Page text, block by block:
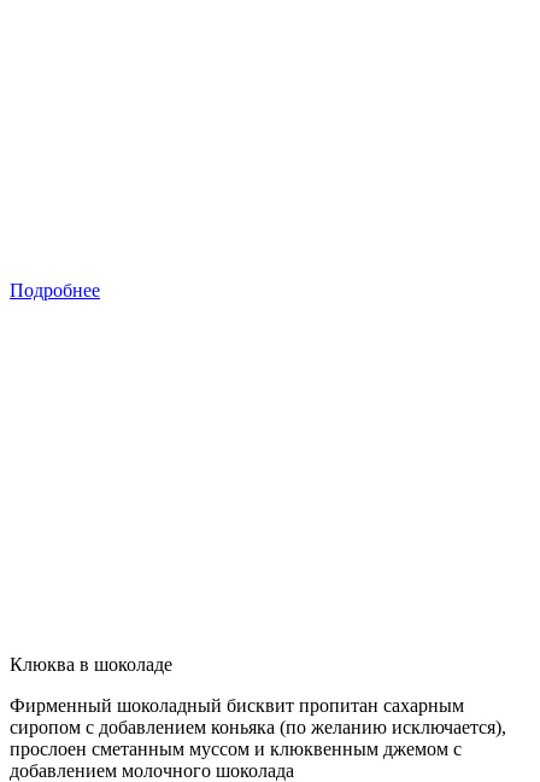
Подробнее
Клюква в шоколаде
Фирменный шоколадный бисквит пропитан сахарным
сиропом с добавлением коньяка (по желанию исключается),
прослоен сметанным муссом и клюквенным джемом с
добавлением молочного шоколада